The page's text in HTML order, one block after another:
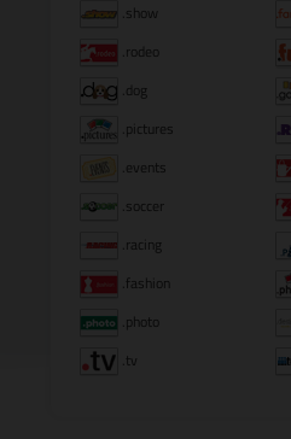
.show
.rodeo
.dog
.pictures
.events
.soccer
.racing
.fashion
.photo
.tv